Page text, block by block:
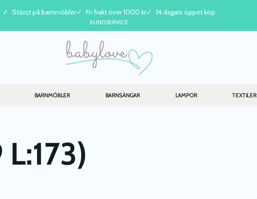
Störst på barnmöbler Fri frakt över 1000 kr 14 dagars öppet köp
KUNDSERVICE
BARNMÖBLER BARNSÄNGAR LAMPOR TEXTILER